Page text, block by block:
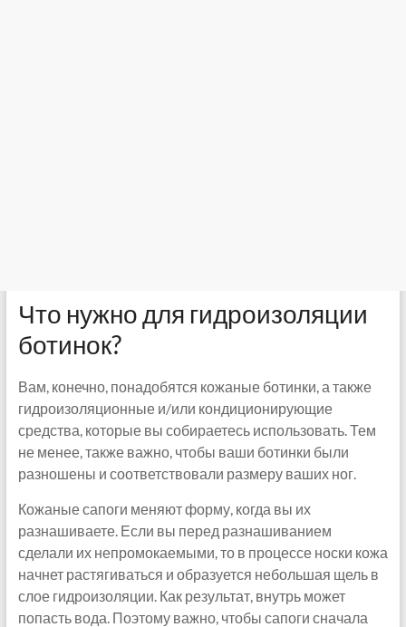
Что нужно для гидроизоляции
ботинок?
Вам, конечно, понадобятся кожаные ботинки, а также
гидроизоляционные и/или кондиционирующие
средства, которые вы собираетесь использовать. Тем
не менее, также важно, чтобы ваши ботинки были
разношены и соответствовали размеру ваших ног.
Кожаные сапоги меняют форму, когда вы их
разнашиваете. Если вы перед разнашиванием
сделали их непромокаемыми, то в процессе носки кожа
начнет растягиваться и образуется небольшая щель в
слое гидроизоляции. Как результат, внутрь может
попасть вода. Поэтому важно, чтобы сапоги сначала